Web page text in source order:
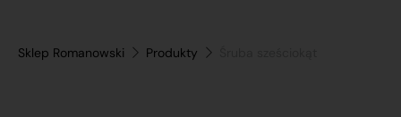
Sklep Romanowski Produkty